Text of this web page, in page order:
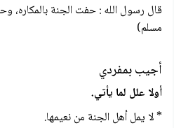
قال رسول الله : حفت الجنة بالمكاره،
مسلم)
أجيب بمفردي
أولا علل لما يأتي.
* لا يمل أهل الجنة من نعيمها.